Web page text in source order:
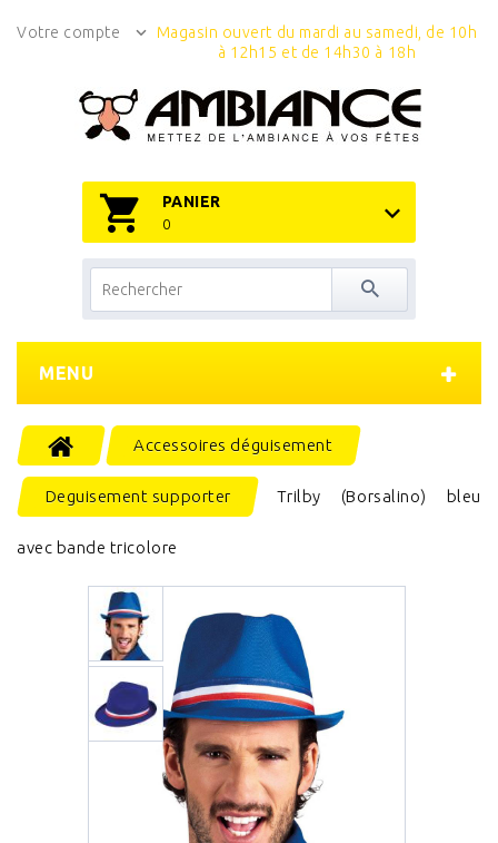
Votre compte
Magasin ouvert du mardi au samedi, de 10h
à 12h15 et de 14h30 à 18h
PANIER
0
MENU
Accessoires déguisement
Deguisement supporter Trilby (Borsalino) bleu
avec bande tricolore